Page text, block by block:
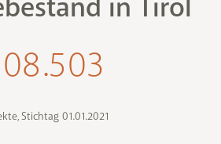
in Tirol
Stichtag 01.01.2021